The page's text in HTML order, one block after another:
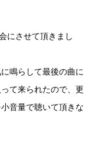
にさせて頂きまし
鳴らして最後の曲に
て来られたので、更
音量で聴いて頂きな